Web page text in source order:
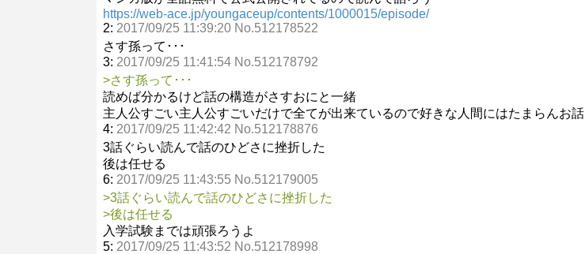
https://web-ace.jp/youngaceup/contents/1000015/episode/
2: 2017/09/25 11:39:20 No.512178522
さす孫って･･･
3: 2017/09/25 11:41:54 No.512178792
>さす孫って･･･
読めば分かるけど話の構造がさすおにと一緒
主人公すごい主人公すごいだけで全てが出来ているので好きな人間にはたまらんお話
4: 2017/09/25 11:42:42 No.512178876
3話ぐらい読んで話のひどさに挫折した
後は任せる
6: 2017/09/25 11:43:55 No.512179005
>3話ぐらい読んで話のひどさに挫折した
>後は任せる
入学試験までは頑張ろうよ
5: 2017/09/25 11:43:52 No.512178998